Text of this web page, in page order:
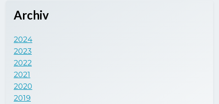
Archiv
2024
2023
2022
2021
2020
2019